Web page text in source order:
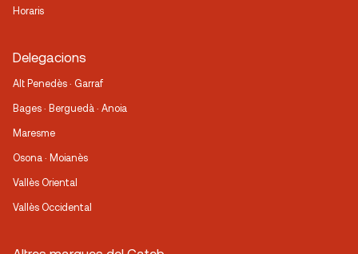
Horaris
Delegacions
Alt Penedès · Garraf
Bages · Berguedà · Anoia
Maresme
Osona · Moianès
Vallès Oriental
Vallès Occidental